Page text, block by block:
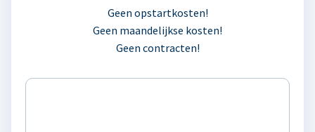
Geen opstartkosten!
Geen maandelijkse kosten!
Geen contracten!